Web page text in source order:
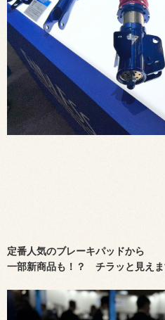
定番人気のブレーキパッドから
一部新商品も！？ チラッと見え